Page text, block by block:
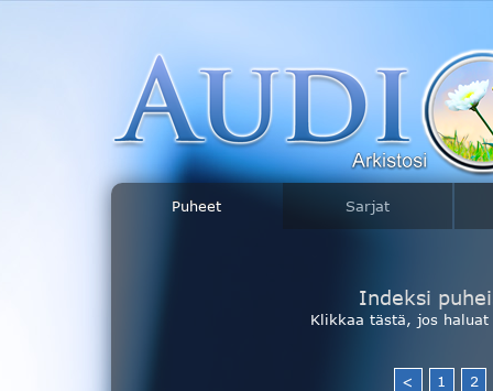
Puheet Sarjat
Indeksi
Klikkaa tästä, jos
< 1 2